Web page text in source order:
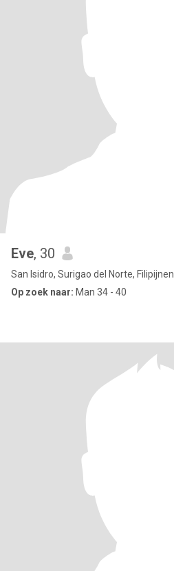
Eve, 30
San Isidro, Surigao del Norte, Filipijnen
Op zoek naar: Man 34 - 40